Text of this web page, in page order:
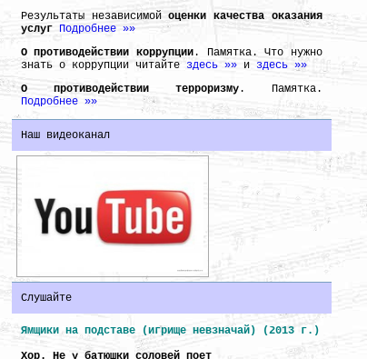
Результаты независимойоценки качества оказания
услуг Подробнее »»
О противодействии коррупции. Памятка. Что нужно
знать о коррупции читайте здесь »»и здесь »»
О противодействии терроризму. Памятка.
Подробнее »»
Наш видеоканал
Слушайте
Ямщики на подставе (игрище невзначай) (2013 г.)
Хор. Не у батюшки соловей поет